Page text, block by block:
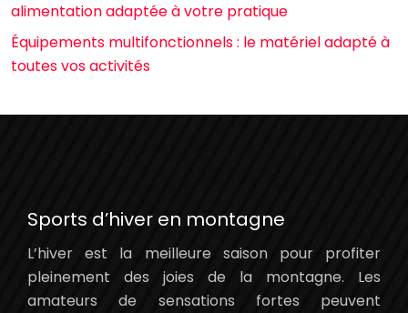
alimentation adaptée à votre pratique
Équipements multifonctionnels : le matériel adapté à
toutes vos activités
Sports d’hiver en montagne
L’hiver est la meilleure saison pour profiter
pleinement des joies de la montagne. Les
amateurs de sensations fortes peuvent